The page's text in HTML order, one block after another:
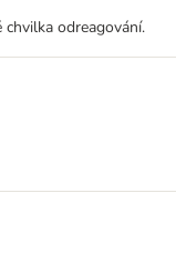
odreagování.